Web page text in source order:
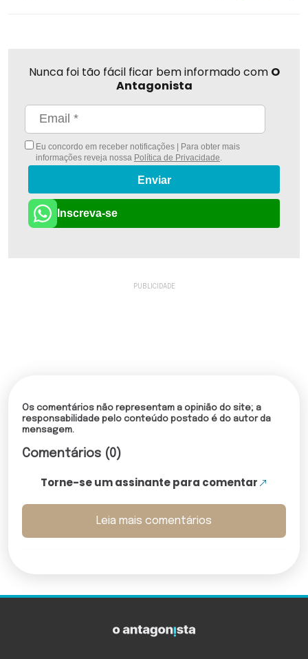
Nunca foi tão fácil ficar bem informado com O
Antagonista
Eu concordo em receber notificações | Para obter mais
informações reveja nossa Política de Privacidade
Enviar
Inscreva-se
Os comentários não representam a opinião do site; a
responsabilidade pelo conteúdo postado é do autor da
mensagem.
Comentários (0)
Torne-se um assinante para comentar
Leia mais comentários